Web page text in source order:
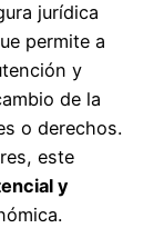
jurídica
permite a
y
de la
o derechos.
este
y